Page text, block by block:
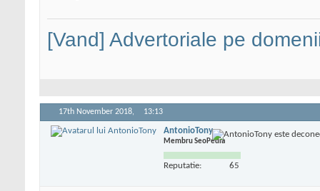
[Vand] Advertoriale pe
17th November 2018, 13:13
AntonioTony
Membru SeoPedia
Reputatie: 65